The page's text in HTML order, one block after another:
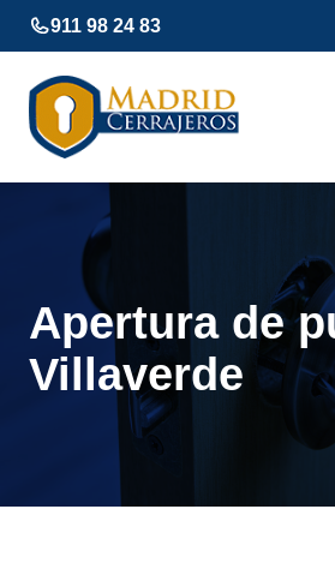
Saltar
al
contenido
911 98 24 83
Apertura de
Villaverde